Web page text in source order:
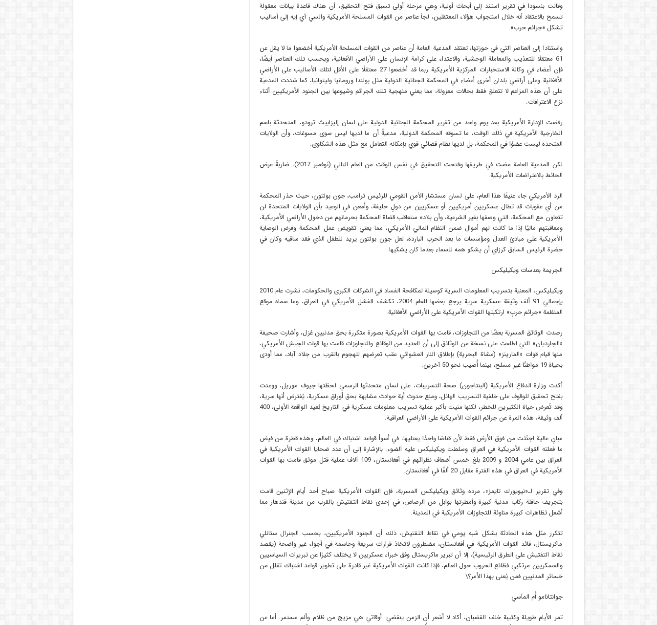
وقالت بنسودا في تقرير استند إلى أبحاث أولية، وهي مرحلة أولى تسبق فتح التحقيق، أن هناك قاعدة بيانات معقولة
تسمح بالاعتقاد أنه خلال استجواب هؤلاء المعتقلين، لجأ عناصر من القوات المسلحة الأمريكية والسي آي إيه إلى أساليب
تشكل «جرائم حرب».
واستنادا إلى العناصر التي في حوزتها، تعتقد المدعية العامة أن عناصر من القوات المسلحة الأمريكية أخضعوا ما لا يقل عن
61 معتقلًا للتعذيب والمعاملة الوحشية، والاعتداء على كرامة الإنسان على الأراضي الأفغانية، وبحسب تلك العناصر أيضًا،
فإن أعضاء في وكالة الاستخبارات المركزية الأمريكية ربما قد أخضعوا 27 معتقلًا على الأقل لتلك الأساليب على الأراضي
الأفغانية وعلى أراضي بلدان أخرى أعضاء في المحكمة الجنائية الدولية مثل بولندا ورومانيا وليتوانيا، كما شددت المدعية
على أن هذه المزاعم لا تتعلق فقط بحالات معزولة، مما يعني منهجية تلك الجرائم وشيوعها بين الجنود الأمريكيين أثناء
نزع الاعترافات.
رفضت الإدارة الأمريكية بعد يوم واحد من تقرير المحكمة الجنائية الدولية على لسان إليزابيث ترودو، المتحدثة باسم
الخارجية الأمريكية في ذلك الوقت، ما تسوقه المحكمة الدولية، مدعيةً أن ما لديها ليس سوى مسوغات، وأن الولايات
المتحدة ليست عضوًا في المحكمة، بل لديها نظام قضائي قوي بإمكانه التعامل مع مثل هذه الشكاوى.
لكن المدعية العامة مضت في طريقها وفتحت التحقيق في نفس الوقت من العام التالي (نوفمبر 2017)، ضاربةً عرض
الحائط بالاعتراضات الأمريكية.
الرد الأمريكي جاء عنيفًا هذا العام، على لسان مستشار الأمن القومي للرئيس ترامب، جون بولتون، حيث حذر المحكمة
من أي عقوبات قد تطال عسكريين أمريكيين أو عسكريين من دولٍ حليفة، وأمعن في الوعيد بأن الولايات المتحدة لن
تتعاون مع المحكمة، التي وصفها بغير الشرعية، وأن بلاده ستعاقب قضاة المحكمة بحرمانهم من دخول الأراضي الأمريكية،
ومعاقبتهم ماليًا إذا ما كانت لهم أموال ضمن النظام المالي الأمريكي، مما يعني تقويض عمل المحكمة وفرض الوصاية
الأمريكية على مبادئ العدل ومؤسسات ما بعد الحرب الباردة، لعل جون بولتون يريد للطفل الذي فقد ساقيه وكان في
حضرة الرئيس السابق كرزاي أن يشكو همه للسماء بعدما كان يشكيها.
الجريمة بعدسات ويكيليكس
ويكيليكس، المعنية بتسريب المعلومات السرية كوسيلة لمكافحة الفساد في الشركات الكبرى والحكومات، نشرت عام 2010
بإجمالي 91 ألف وثيقة عسكرية سرية يرجع بعضها للعام 2004، تكشف الفشل الأمريكي في العراق، وما سماه موقع
المنظمة «جرائم حربٍ» ارتكبتها القوات الأمريكية على الأراضي الأفغانية.
رصدت الوثائق المسربة بعضًا من التجاوزات، قامت بها القوات الأمريكية بصورة متكررة بحق مدنيين عُزل، وأشارت صحيفة
«الجارديان» التي اطلعت على نسخة من الوثائق إلى أن العديد من الوقائع والتجاوزات قامت بها قوات الجيش الأمريكي،
منها قيام قوات «المارينز» (مشاة البحرية) بإطلاق النار العشوائي عقب تعرضهم للهجوم بالقرب من جلاد آباد، مما أودى
بحياة 19 مواطنًا غير مسلح، بينما أُصيب نحو 50 آخرين.
أكدت وزارة الدفاع الأمريكية (البنتاجون) صحة التسريبات، على لسان متحدثها الرسمي لحظتها جيوف موريل، ووعدت
بفتح تحقيق للوقوف على خلفية التسريب الهائل، ومنع حدوث أية حوادث مشابهة بحق أوراق عسكرية، يُفترض أنها سرية،
وقد تُعرض حياة الكثيرين للخطر، لكنها منيت بأكبر عملية تسريب معلومات عسكرية في التاريخ بُعيد الواقعة الأولى، 400
ألف وثيقة، هذه المرة عن جرائم القوات الأمريكية على الأراضي العراقية.
مبانٍ عالية اجتُثت من فوق الأرض فقط لأن قناصًا واحدًا يعتليها، في أسوأ قواعد اشتباك في العالم، وهذه قطرة من فيض
ما فعلته القوات الأمريكية في العراق وسلطت ويكيليكس عليه الضوء. بالإشارة إلى أن عدد ضحايا القوات الأمريكية في
العراق بين عامي 2004 و 2009 بلغ خمس أضعاف نظرائهم في أفغانستان، 109 آلاف عملية قتل موثق قامت بها القوات
الأمريكية في العراق في هذه الفترة مقابل 20 ألفًا في أفغانستان.
وفي تقرير لـ«نيويورك تايمز»، مرده وثائق ويكيليكس المسربة، فإن القوات الأمريكية صباح أحد أيام الإثنين قامت
بتجريف حافلة ركاب مدنية كبيرة وأمطرتها بوابل من الرصاص، في إحدى نقاط التفتيش بالقرب من مدينة قندهار مما
أشعل تظاهرات كبيرة مناوئة للتجاوزات الأمريكية في المدينة.
تتكرر مثل هذه الحادثة بشكل شبه يومي في نقاط التفتيش، ذلك أن الجنود الأمريكيين، بحسب الجنرال ستانلي
ماكريستال، قائد القوات الأمريكية في أفغانستان، مضطرون لاتخاذ قرارات سريعة وحاسمة في أجواء غير واضحة (يقصد
نقاط التفتيش على الطرق الرئيسية)، إلا أن تبرير ماكريستال وفق خبراء عسكريين لا يختلف كثيرًا عن تبريرات السياسيين
والعسكريين مرتكبي فظائع الحروب حول العالم، فإذا كانت القوات الأمريكية غير قادرة على تطوير قواعد اشتباك تقلل من
خسائر المدنيين فمن يُعنى بهذا الأمر؟\
جوانتانامو أُم المآسي
تمر الأيام طويلة وكئيبة خلف القضبان، أكاد لا أشعر أن الزمن ينقضي. أوقاتي هي مزيج من ظلام وألم مستمر. أما عن